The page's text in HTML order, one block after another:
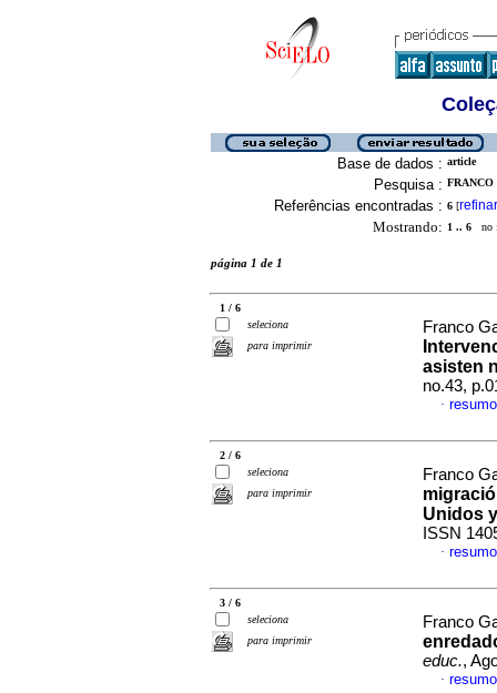
Base de dados : article
Pesquisa :
Referências encontradas : 6 [refinar
Mostrando: 1 .. 6 no
página 1 de 1
1 / 6
seleciona
para imprimir
Franco
asisten
no.43,
·
2 / 6
seleciona
para imprimir
Franco
Unidos
ISSN
·
3 / 6
seleciona
para imprimir
Franco
educ.,
·